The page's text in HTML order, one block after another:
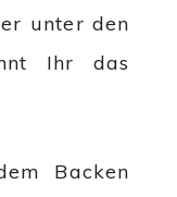
unter den
Ihr das
Backen